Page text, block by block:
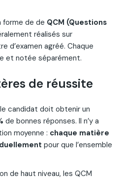
forme de de QCM (Questions
réalisés sur
d’examen agréé. Chaque
et notée séparément.
de réussite
candidat doit obtenir un
de bonnes réponses. Il n’y a
moyenne : chaque matière
pour que l’ensemble
de haut niveau, les QCM